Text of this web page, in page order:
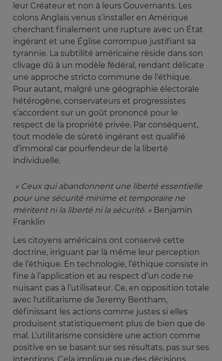
leur Créateur et non à leurs Gouvernants. Les
colons Anglais venus s’installer en Amérique
cherchant finalement une rupture avec un État
ingérant et une Église corrompue justifiant sa
tyrannie. La subtilité américaine réside dans son
clivage dû à un modèle fédéral, rendant délicate
une approche stricto commune de l’éthique.
Pour autant, malgré une géographie électorale
hétérogène, conservateurs et progressistes
s’accordent sur un goût prononcé pour le
respect de la propriété privée. Par conséquent,
tout modèle de sûreté ingérant est qualifié
d’immoral car pourfendeur de la liberté
individuelle.
« Ceux qui abandonnent une liberté essentielle
pour une sécurité minime et temporaire ne
méritent ni la liberté ni la sécurité. » Benjamin
Franklin
Les citoyens américains ont conservé cette
doctrine, irriguant par là même leur perception
de l’éthique. En technologie, l’éthique consiste in
fine à l’application et au respect d’un code ne
nuisant pas à l’utilisateur. Ce, en opposition totale
avec l'utilitarisme de Jeremy Bentham,
définissant les actions comme justes si elles
produisent statistiquement plus de bien que de
mal. L’utilitarisme considère une action comme
positive en se basant sur ses résultats, pas sur ses